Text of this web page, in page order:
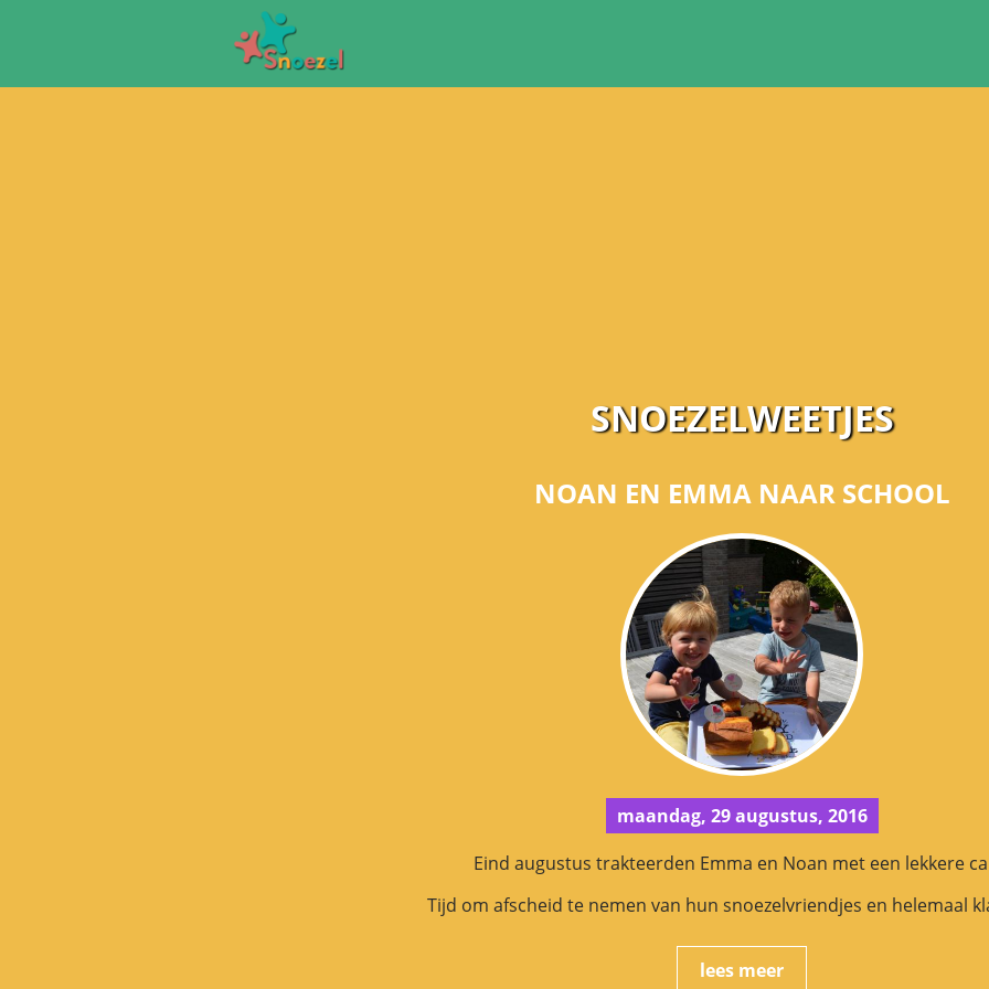
Overslaan en naar de inhoud gaan
SNOEZELWEETJES
NOAN EN EMMA NAAR SCHOOL
maandag, 29 augustus, 2016
Eind augustus trakteerden Emma en Noan met een lekkere
Tijd om afscheid te nemen van hun snoezelvriendjes en helemaal
lees meer